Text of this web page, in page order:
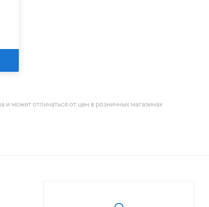
и может отличаться от цен в розничных магазинах